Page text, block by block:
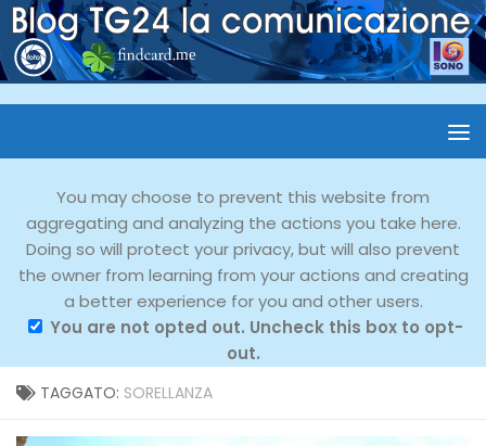
You may choose to prevent this website from
aggregating and analyzing the actions you take here.
Doing so will protect your privacy, but will also prevent
the owner from learning from your actions and creating
a better experience for you and other users.
You are not opted out. Uncheck this box to opt-
out.
TAGGATO: SORELLANZA